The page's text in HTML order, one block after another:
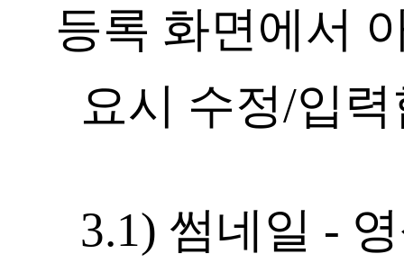
등록 화면에서
요시 수정/입
3.1) 썸네일 -